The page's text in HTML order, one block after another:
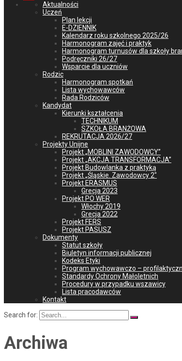
Aktualności
Uczeń
Plan lekcji
E-DZIENNIK
Kalendarz roku szkolnego 2025/26
Harmonogram zajęć i praktyk
Harmonogram turnusów dla szkoły
Podręczniki 26/27
Wsparcie dla uczniów
Rodzic
Harmonogram spotkań
Lista wychowawców
Rada Rodziców
Kandydat
Kierunki kształcenia
TECHNIKUM
SZKOŁA BRANŻOWA
REKRUTACJA 2026/27
Projekty Unijne
Projekt „MOBLINI ZAWODOWCY”
Projekt „AKCJA TRANSFORMACJA”
Projekt Budowlanka z praktyką
Projekt „Śląskie. Zawodowcy 2″
Projekt ERASMUS
Grecja 2023
Projekt PO WER
Włochy 2019
Grecja 2022
Projekt FERS
Projekt PASUSZ
Dokumenty
Statut szkoły
Biuletyn informacji publicznej
Kodeks Etyki
Program wychowawczo –
Standardy Ochrony Małoletnich
Procedury w przypadku wszawicy
Lista pracodawców
Kontakt
Search for:
Archiwa